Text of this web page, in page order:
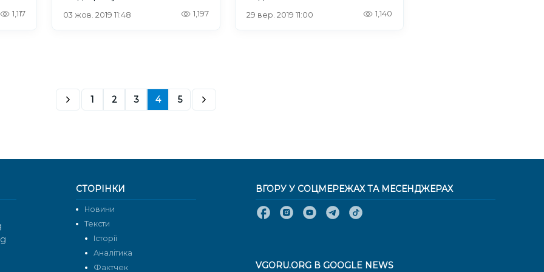
1,117 03 жов. 2019 11:48 1,197
кордоні з Кримом
29 вер. 2019 11:00 1,140
1 2 3 4 5
СТОРІНКИ
Новини
Тексти
Історії
Аналітика
Фактчек
ВГОРУ У СОЦМЕРЕЖАХ ТА МЕСЕНДЖЕРАХ
VGORU.ORG В GOOGLE NEWS